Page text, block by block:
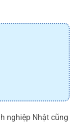
nghiệp Nhật cũng